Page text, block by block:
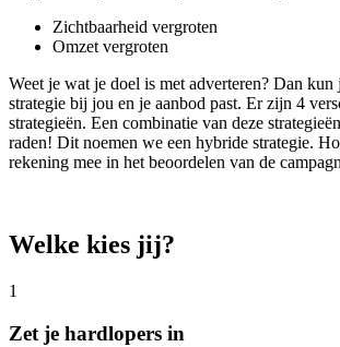
Zichtbaarheid vergroten
Omzet vergroten
Weet je wat je doel is met adverteren? Dan kun
strategie bij jou en je aanbod past. Er zijn 4
strategieën. Een combinatie van deze
raden! Dit noemen we een hybride strategie.
rekening mee in het beoordelen van de
Welke kies jij?
1
Zet je hardlopers in